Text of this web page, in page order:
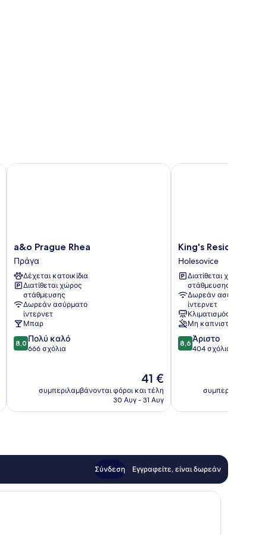
a&o
Prague
Rhea
Πράγα
a&o Prague Rhea
Πράγα
Δέχεται κατοικίδια
Διατίθεται χώρος
στάθμευσης
Δωρεάν ασύρματο
ίντερνετ
Μπαρ
8.0
στα
8,0 Πολύ καλό
666 σχόλια
Η
τιμή
είναι
41 €
συμπεριλαμβάνονται φόροι και τέλη
30 Αυγ - 31 Αυγ
a&o Prague Rhea
King's
Residence
Holesovice
King's Residence
Holesovice
Διατίθεται χώρος
στάθμευσης
Δωρεάν ασύρματο
ίντερνετ
Κλιματισμός
Μη καπνιστών
8.6
στα
σχόλια
8,6 Άριστο
404 σχόλια
King's Residence
Σύνδεση Εγγραφείτε, είναι δωρεάν